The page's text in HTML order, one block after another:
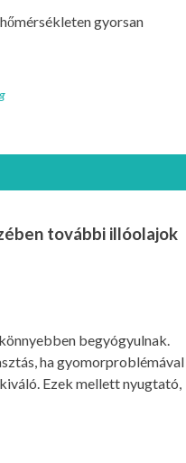
gyorsan
további illóolajok
begyógyulnak.
ha gyomorproblémával
Ezek mellett nyugtató,